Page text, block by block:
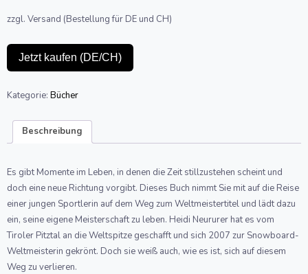
zzgl. Versand (Bestellung für DE und CH)
Jetzt kaufen (DE/CH)
Kategorie: Bücher
Beschreibung
Es gibt Momente im Leben, in denen die Zeit stillzustehen scheint und
doch eine neue Richtung vorgibt. Dieses Buch nimmt Sie mit auf die Reise
einer jungen Sportlerin auf dem Weg zum Weltmeistertitel und lädt dazu
ein, seine eigene Meisterschaft zu leben. Heidi Neururer hat es vom
Tiroler Pitztal an die Weltspitze geschafft und sich 2007 zur Snowboard-
Weltmeisterin gekrönt. Doch sie weiß auch, wie es ist, sich auf diesem
Weg zu verlieren.